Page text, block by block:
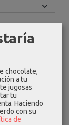
chocolate,
a tu
jugosas
tu
Haciendo
con su
de